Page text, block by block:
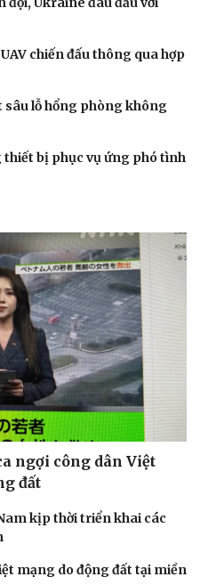
Sành điệu
Chuyển đổi số
chiến đấu thông qua hợp
sâu lỗ hổng phòng không
bị phục vụ ứng phó tình
ngợi công dân Việt
đất
kịp thời triển khai các
mạng do động đất tại miền